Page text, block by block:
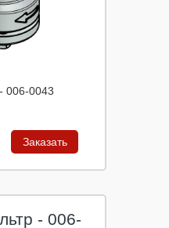
006-0043
Заказать